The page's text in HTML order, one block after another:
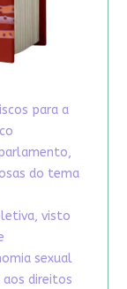
para a
do tema
visto
sexual
direitos